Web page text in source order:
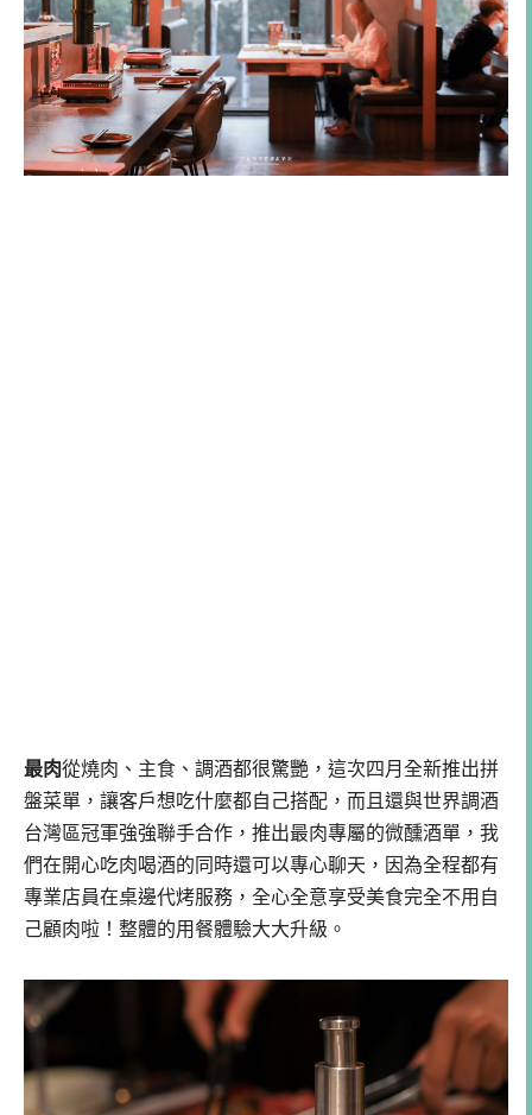
最肉從燒肉、主食、調酒都很驚艷，這次四月全新推出拼
盤菜單，讓客戶想吃什麼都自己搭配，而且還與世界調酒
台灣區冠軍強強聯手合作，推出最肉專屬的微醺酒單，我
們在開心吃肉喝酒的同時還可以專心聊天，因為全程都有
專業店員在桌邊代烤服務，全心全意享受美食完全不用自
己顧肉啦！整體的用餐體驗大大升級。